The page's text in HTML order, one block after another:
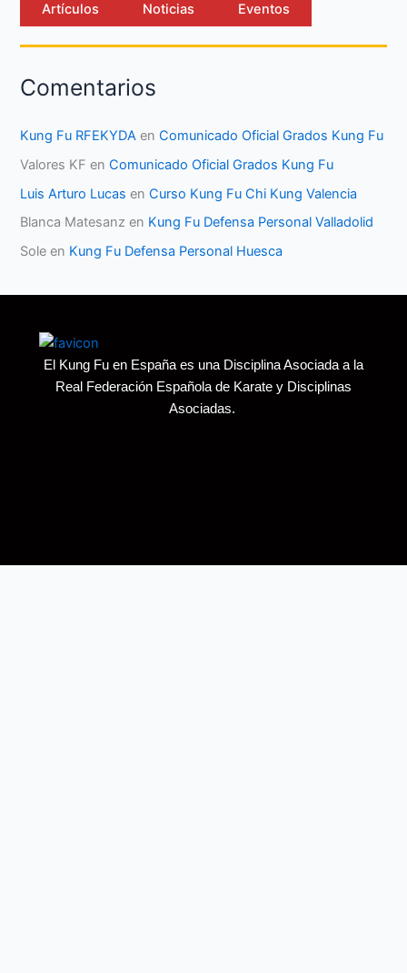
Artículos Noticias Eventos
Comentarios
Kung Fu RFEKYDA enComunicado Oficial Grados Kung Fu
Valores KF enComunicado Oficial Grados Kung Fu
Luis Arturo Lucas enCurso Kung Fu Chi Kung Valencia
Blanca Matesanz en Kung Fu Defensa Personal Valladolid
Sole en Kung Fu Defensa Personal Huesca
El Kung Fu en España es una Disciplina Asociada a la
Real Federación Española de Karate y Disciplinas
Asociadas.